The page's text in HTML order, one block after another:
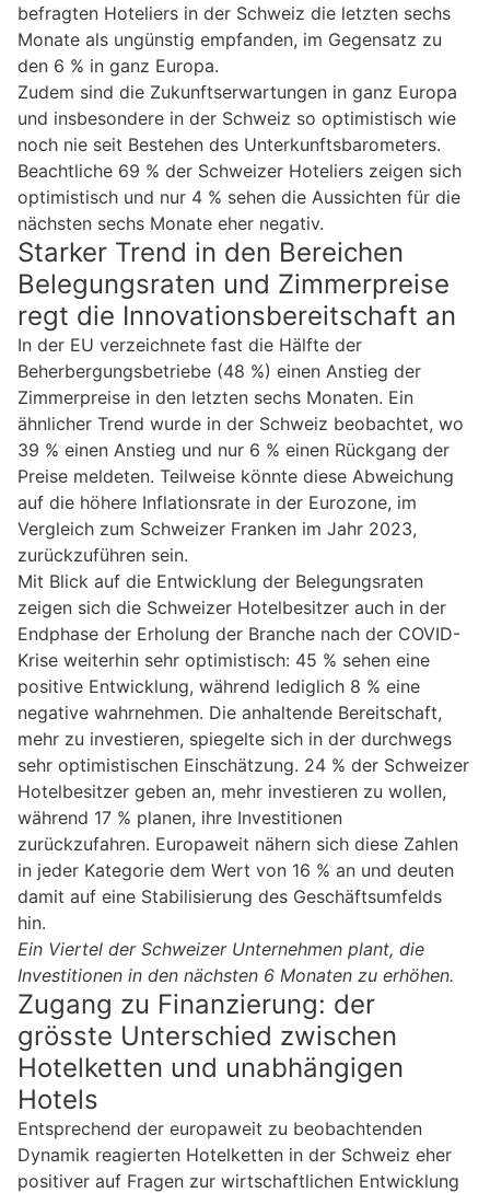
befragten Hoteliers in der Schweiz die letzten sechs
Monate als ungünstig empfanden, im Gegensatz zu
den 6 % in ganz Europa.
Zudem sind die Zukunftserwartungen in ganz Europa
und insbesondere in der Schweiz so optimistisch wie
noch nie seit Bestehen des Unterkunftsbarometers.
Beachtliche 69 % der Schweizer Hoteliers zeigen sich
optimistisch und nur 4 % sehen die Aussichten für die
nächsten sechs Monate eher negativ.
Starker Trend in den Bereichen
Belegungsraten und Zimmerpreise
regt die Innovationsbereitschaft an
In der EU verzeichnete fast die Hälfte der
Beherbergungsbetriebe (48 %) einen Anstieg der
Zimmerpreise in den letzten sechs Monaten. Ein
ähnlicher Trend wurde in der Schweiz beobachtet, wo
39 % einen Anstieg und nur 6 % einen Rückgang der
Preise meldeten. Teilweise könnte diese Abweichung
auf die höhere Inflationsrate in der Eurozone, im
Vergleich zum Schweizer Franken im Jahr 2023,
zurückzuführen sein.
Mit Blick auf die Entwicklung der Belegungsraten
zeigen sich die Schweizer Hotelbesitzer auch in der
Endphase der Erholung der Branche nach der COVID-
Krise weiterhin sehr optimistisch: 45 % sehen eine
positive Entwicklung, während lediglich 8 % eine
negative wahrnehmen. Die anhaltende Bereitschaft,
mehr zu investieren, spiegelte sich in der durchwegs
sehr optimistischen Einschätzung. 24 % der Schweizer
Hotelbesitzer geben an, mehr investieren zu wollen,
während 17 % planen, ihre Investitionen
zurückzufahren. Europaweit nähern sich diese Zahlen
in jeder Kategorie dem Wert von 16 % an und deuten
damit auf eine Stabilisierung des Geschäftsumfelds
hin.
Ein Viertel der Schweizer Unternehmen plant, die
Investitionen in den nächsten 6 Monaten zu erhöhen.
Zugang zu Finanzierung: der
grösste Unterschied zwischen
Hotelketten und unabhängigen
Hotels
Entsprechend der europaweit zu beobachtenden
Dynamik reagierten Hotelketten in der Schweiz eher
positiver auf Fragen zur wirtschaftlichen Entwicklung